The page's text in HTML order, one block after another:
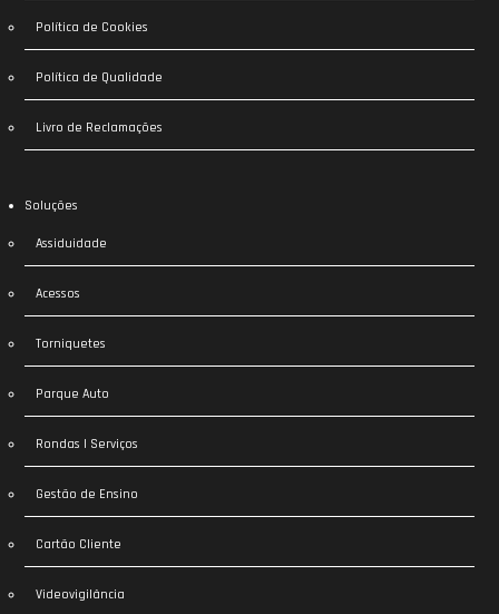
Política de Cookies
Política de Qualidade
Livro de Reclamações
Soluções
Assiduidade
Acessos
Torniquetes
Parque Auto
Rondas | Serviços
Gestão de Ensino
Cartão Cliente
Videovigilância